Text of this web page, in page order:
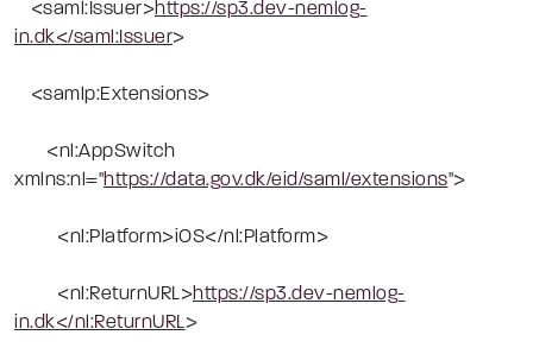
<saml:Issuer>https://sp3.dev-nemlog-
in.dk</saml:Issuer>
<samlp:Extensions>
<nl:AppSwitch
xmlns:nl="https://data.gov.dk/eid/saml/extensions">
<nl:Platform>iOS</nl:Platform>
<nl:ReturnURL>https://sp3.dev-nemlog-
in.dk</nl:ReturnURL>